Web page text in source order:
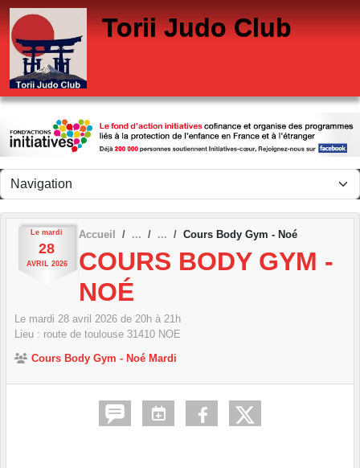
Torii Judo Club
Le mardi
28
AVRIL 2026
Accueil Cours Body Gym - Noé
COURS BODY GYM -
NOÉ
Le mardi 28 avril 2026 de 20h à 21h
Lieu : route de toulouse 31410 NOE
Cours Body Gym - Noé Mardi
Panneau de gestion des cookies